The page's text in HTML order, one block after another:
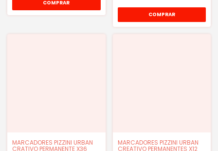
MARCADORES PIZZINI URBAN
CRATIVO PERMANENTE X36
MARCADORES PIZZINI URBAN
CREATIVO PERMANENTES X12